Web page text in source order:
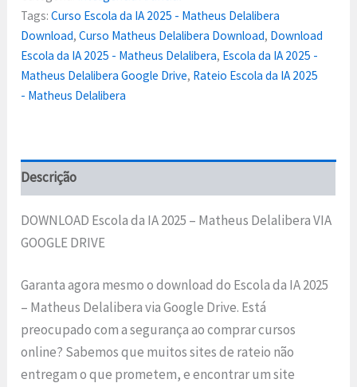
Tags:Curso Escola da IA 2025 - Matheus Delalibera
Download,Curso Matheus Delalibera Download, Download
Escola da IA 2025 - Matheus Delalibera, Escola da IA 2025 -
Matheus Delalibera Google Drive, Rateio Escola da IA 2025
- Matheus Delalibera
Descrição
DOWNLOAD Escola da IA 2025 – Matheus Delalibera VIA
GOOGLE DRIVE
Garanta agora mesmo o download do Escola da IA 2025
– Matheus Delalibera via Google Drive. Está
preocupado com a segurança ao comprar cursos
online? Sabemos que muitos sites de rateio não
entregam o que prometem, e encontrar um site